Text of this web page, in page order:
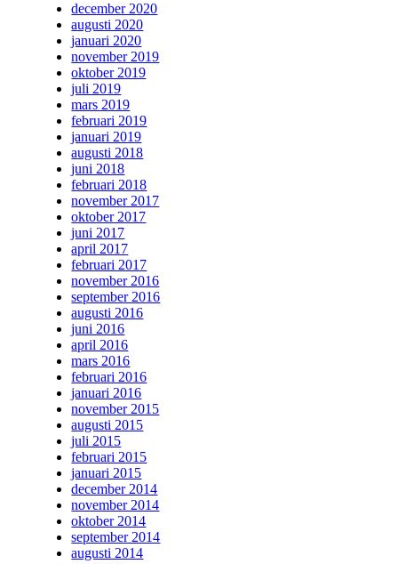
december 2020
augusti 2020
januari 2020
november 2019
oktober 2019
juli 2019
mars 2019
februari 2019
januari 2019
augusti 2018
juni 2018
februari 2018
november 2017
oktober 2017
juni 2017
april 2017
februari 2017
november 2016
september 2016
augusti 2016
juni 2016
april 2016
mars 2016
februari 2016
januari 2016
november 2015
augusti 2015
juli 2015
februari 2015
januari 2015
december 2014
november 2014
oktober 2014
september 2014
augusti 2014